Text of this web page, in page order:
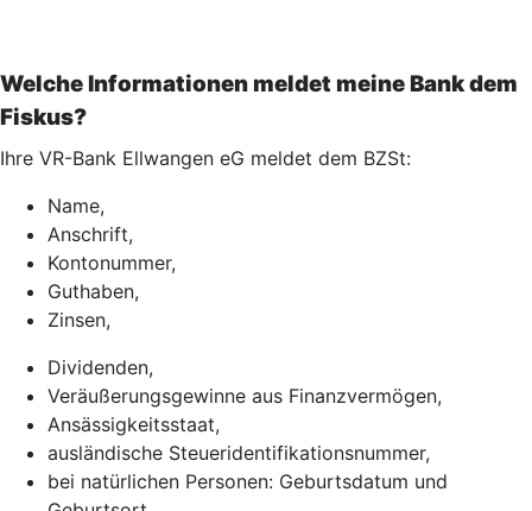
Welche Informationen meldet meine Bank dem
Fiskus?
Ihre VR-Bank Ellwangen eG meldet dem BZSt:
Name,
Anschrift,
Kontonummer,
Guthaben,
Zinsen,
Dividenden,
Veräußerungsgewinne aus Finanzvermögen,
Ansässigkeitsstaat,
ausländische Steueridentifikationsnummer,
bei natürlichen Personen: Geburtsdatum und